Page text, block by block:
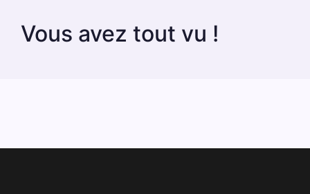
Vous avez tout vu !